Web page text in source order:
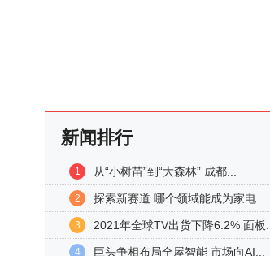
新闻排行
1 从“小树苗”到“大森林” 成都...
2 探索新赛道 哪个领域能成为家电...
3 2021年全球TV出货下降6.2% 面板...
4 巨头争相布局全屋智能 市场向AI...